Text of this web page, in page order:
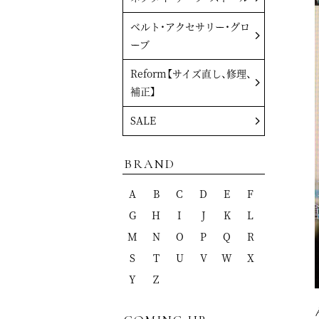
ベルト・アクセサリー・グロ
ーブ
Reform【サイズ直し、修理、
補正】
SALE
BRAND
A B C D E
F
G
H I J K
L
M
N O P Q
R
S
T U V W
X
Y
Z